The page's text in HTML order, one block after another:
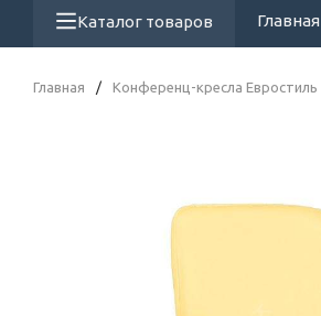
Каталог товаров Главная
Главная / Конференц-кресла Евростиль